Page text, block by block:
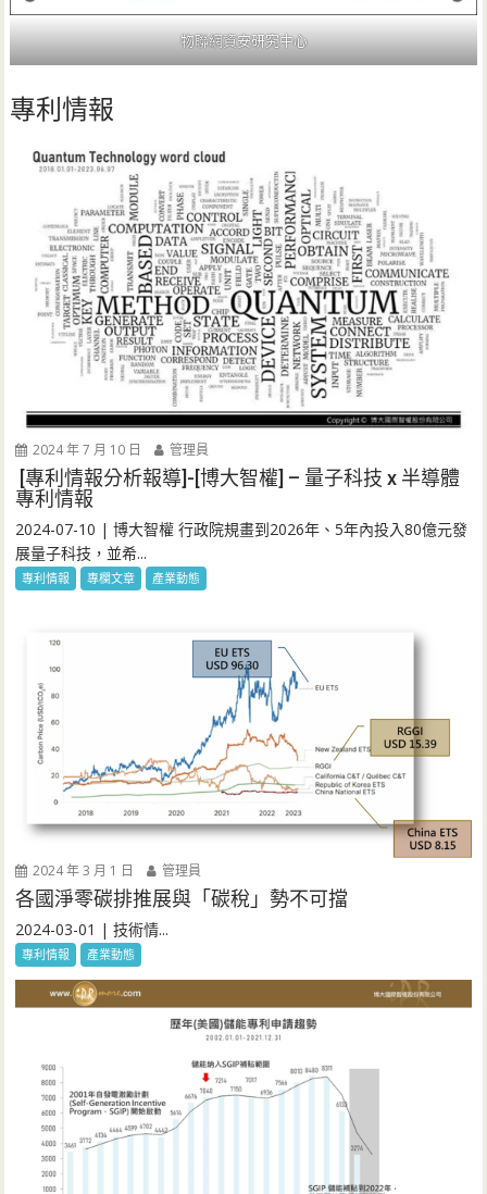
物聯網資安研究中心
專利情報
2024 年 7 月 10 日 管理員
[專利情報分析報導]-[博大智權] – 量子科技 x 半導體
專利情報
2024-07-10 | 博大智權 行政院規畫到2026年、5年內投入80億元發
展量子科技，並希...
專利情報 專欄文章 產業動態
2024 年 3 月 1 日 管理員
各國淨零碳排推展與「碳稅」勢不可擋
2024-03-01 | 技術情...
專利情報 產業動態